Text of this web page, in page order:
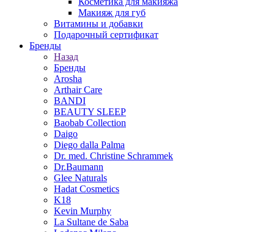
Макияж для губ
Витамины и добавки
Подарочный сертификат
Бренды
Назад
Бренды
Arosha
Arthair Care
BANDI
BEAUTY SLEEP
Baobab Collection
Daigo
Diego dalla Palma
Dr. med. Christine Schrammek
Dr.Baumann
Glee Naturals
Hadat Cosmetics
K18
Kevin Murphy
La Sultane de Saba